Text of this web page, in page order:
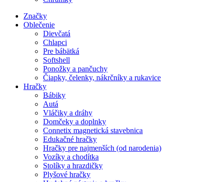
Značky
Oblečenie
Dievčatá
Chlapci
Pre bábätká
Softshell
Ponožky a pančuchy
Čiapky, čelenky, nákrčníky a rukavice
Hračky
Bábiky
Autá
Vláčiky a dráhy
Domčeky a doplnky
Connetix magnetická stavebnica
Edukačné hračky
Hračky pre najmenších (od narodenia)
Vozíky a chodítka
Stolíky a hrazdičky
Plyšové hračky